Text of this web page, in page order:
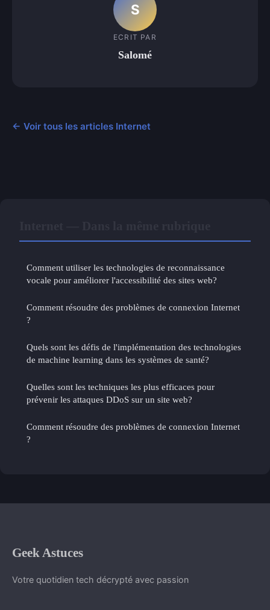
S
ECRIT PAR
Salomé
← Voir tous les articles Internet
Comment utiliser les technologies de reconnaissance
vocale pour améliorer l'accessibilité des sites web?
Comment résoudre des problèmes de connexion Internet
?
Quels sont les défis de l'implémentation des technologies
de machine learning dans les systèmes de santé?
Quelles sont les techniques les plus efficaces pour
prévenir les attaques DDoS sur un site web?
Comment résoudre des problèmes de connexion Internet
?
Geek Astuces
Votre quotidien tech décrypté avec passion